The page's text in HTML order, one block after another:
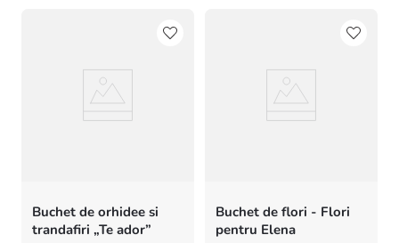
Buchet de orhidee si
trandafiri „Te ador”
Buchet de flori - Flori
pentru Elena